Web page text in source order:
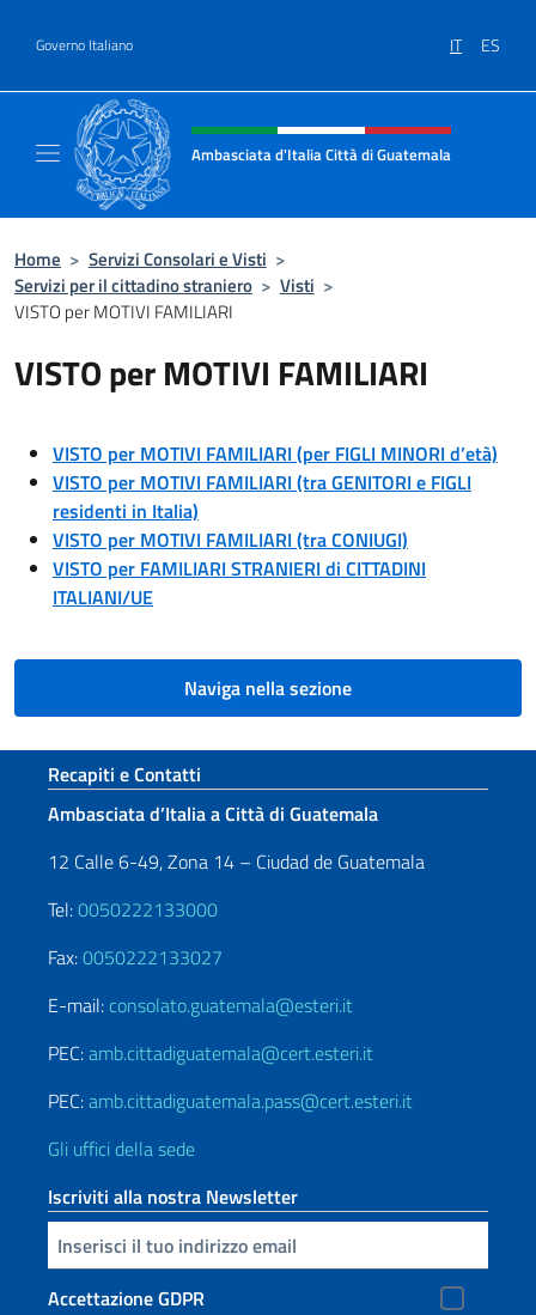
Governo Italiano IT ES
Intestazione sito, social e menù
Ambasciata d'Italia Città di Guatemala
Home > Servizi Consolari e Visti >
Servizi per il cittadino straniero > Visti >
VISTO per MOTIVI FAMILIARI
VISTO per MOTIVI FAMILIARI
VISTO per MOTIVI FAMILIARI (per FIGLI MINORI d’età)
VISTO per MOTIVI FAMILIARI (tra GENITORI e FIGLI
residenti in Italia)
VISTO per MOTIVI FAMILIARI (tra CONIUGI)
VISTO per FAMILIARI STRANIERI di CITTADINI
ITALIANI/UE
Naviga nella sezione
Sezione footer
Recapiti e Contatti
Ambasciata d’Italia a Città di Guatemala
12 Calle 6-49, Zona 14 – Ciudad de Guatemala
Tel:0050222133000
Fax:0050222133027
E-mail: consolato.guatemala@esteri.it
PEC:amb.cittadiguatemala@cert.esteri.it
PEC:amb.cittadiguatemala.pass@cert.esteri.it
Gli uffici della sede
Iscriviti alla nostra Newsletter
Inserisci la tua email
Accettazione GDPR